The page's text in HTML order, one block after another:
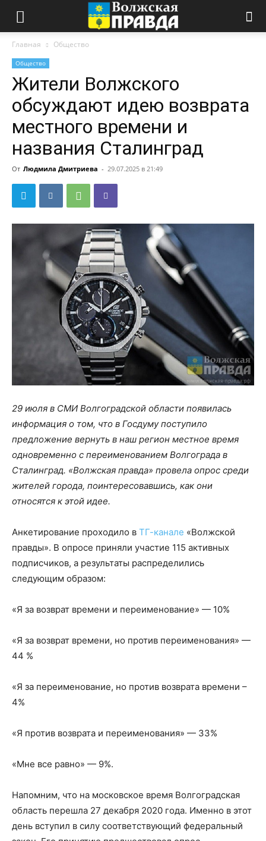
Главная Общество
Общество
Жители Волжского
обсуждают идею возврата
местного времени и
названия Сталинград
От Людмила Дмитриева - 29.07.2025 в 21:49
29 июля в СМИ Волгоградской области появилась
информация о том, что в Госдуму поступило
предложение вернуть в наш регион местное время
одновременно с переименованием Волгограда в
Сталинград. «Волжская правда» провела опрос среди
жителей города, поинтересовавшись, как они
относятся к этой идее.
Анкетирование проходило в ТГ-канале «Волжской
правды». В опросе приняли участие 115 активных
подписчиков, а результаты распределились
следующим образом:
«Я за возврат времени и переименование» — 10%
«Я за возврат времени, но против переименования» —
44 %
«Я за переименование, но против возврата времени –
4%
«Я против возврата и переименования» — 33%
«Мне все равно» — 9%.
Напомним, что на московское время Волгоградская
область перешла 27 декабря 2020 года. Именно в этот
день вступил в силу соответствующий федеральный